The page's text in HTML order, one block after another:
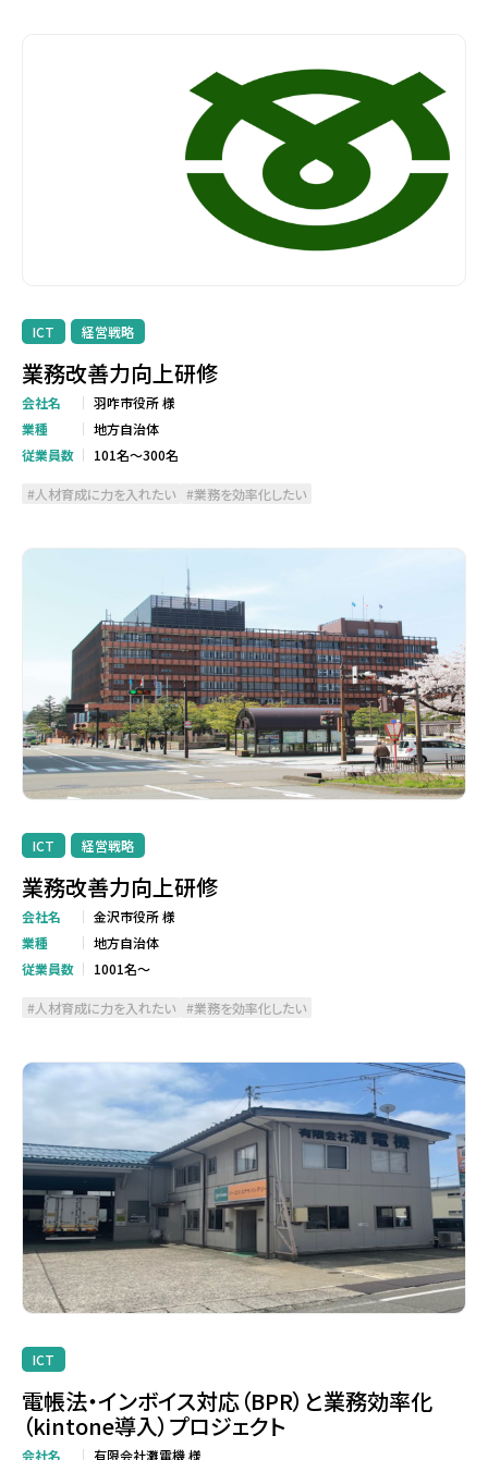
ICT 経営戦略
業務改善力向上研修
会社名
羽咋市役所 様
業種
地方自治体
従業員数
101名～300名
人材育成に力を入れたい 業務を効率化したい
ICT 経営戦略
業務改善力向上研修
会社名
金沢市役所 様
業種
地方自治体
従業員数
1001名～
人材育成に力を入れたい 業務を効率化したい
ICT
電帳法・インボイス対応（BPR）と業務効率化
（kintone導入）プロジェクト
会社名 有限会社灘電機 様